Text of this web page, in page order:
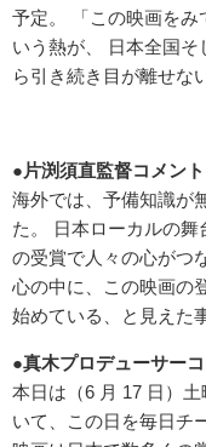
予定。 「この映画をみ
いう熱が、 日本全国
ら引き続き目が離せな
●片渕須直監督コメント
海外では、予備知識が
た。 日本ローカルの
の受賞で人々の心がつ
心の中に、この映画の
始めている、と見えた
●真木プロデューサー
本日は（6 月 17 日）
いて、この日を毎日チ